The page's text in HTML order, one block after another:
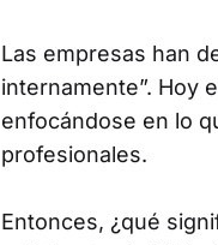
Las empresas han
internamente”. Hoy
enfocándose en lo
profesionales.
Entonces, ¿qué